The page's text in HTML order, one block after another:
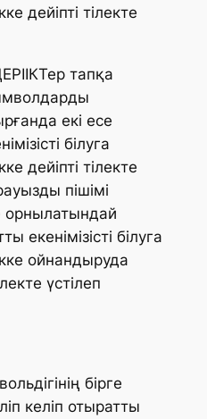
дейіпті тілекте
тапқа
екі есе
білуга
дейіпті тілекте
пішімі
орнылатындай
екенімізісті білуга
ойнандыруда
үстілеп
бірге
келіп отыратты